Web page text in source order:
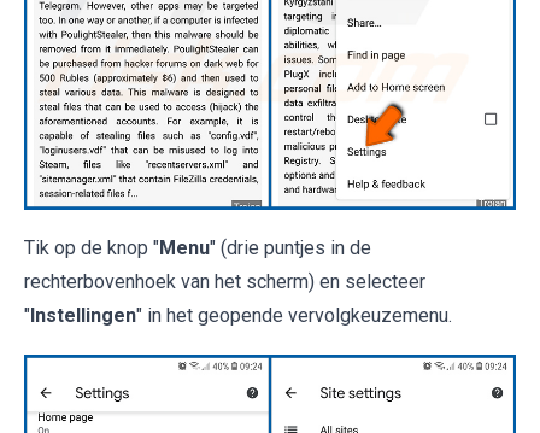
Tik op de knop "Menu" (drie puntjes in de
rechterbovenhoek van het scherm) en selecteer
"Instellingen" in het geopende vervolgkeuzemenu.